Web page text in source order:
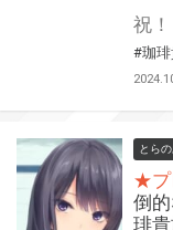
#珈
とら
★プ
倒
琲